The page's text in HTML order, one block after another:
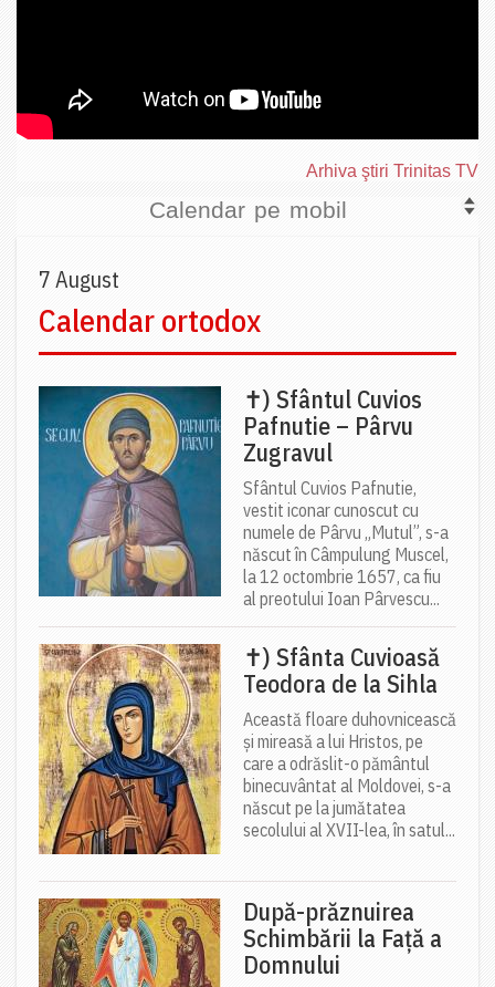
Arhiva ştiri Trinitas TV
Calendar pe mobil
7 August
Calendar ortodox
✝) Sfântul Cuvios
Pafnutie – Pârvu
Zugravul
Sfântul Cuvios Pafnutie,
vestit iconar cunoscut cu
numele de Pârvu „Mutul”, s-a
născut în Câmpulung Muscel,
la 12 octombrie 1657, ca fiu
al preotului Ioan Pârvescu...
✝) Sfânta Cuvioasă
Teodora de la Sihla
Această floare duhovnicească
și mireasă a lui Hristos, pe
care a odrăslit-o pământul
binecuvântat al Moldovei, s-a
născut pe la jumătatea
secolului al XVII-lea, în satul...
După-prăznuirea
Schimbării la Față a
Domnului